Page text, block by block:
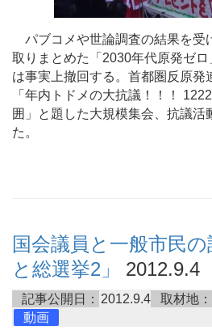
パブコメや世論調査の結果を受
取りまとめた「2030年代原発ゼ
は事実上撤回する。首都圏反原発
「年内トドメの大抗議！！！
囲」と題した大規模集会、抗議活
た。
国会議員と一般市民
と総選挙2」
2012.9.4
記事公開日： 2012.9.4 取材地：
動画